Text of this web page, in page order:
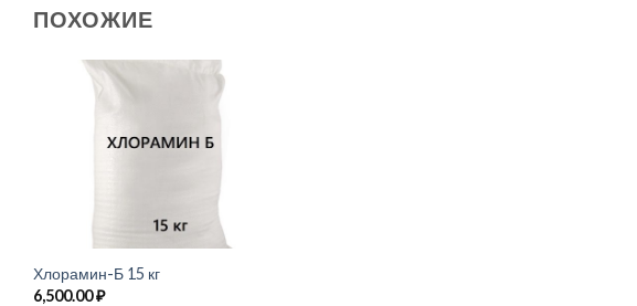
ПОХОЖИЕ
Хлорамин-Б 15 кг
6,500.00₽